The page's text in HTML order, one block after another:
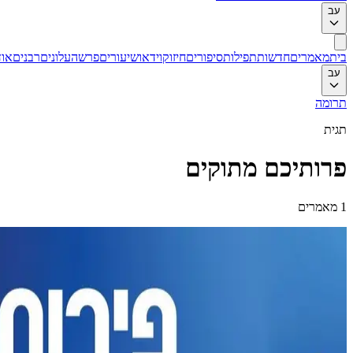
עב
ביתמאמריםחדשותתפילותסיפוריםחיזוקוידאושיעוריםפרשהעלוניםרבנים
עב
תרומה
תגית
פרותיכם מתוקים
1 מאמרים